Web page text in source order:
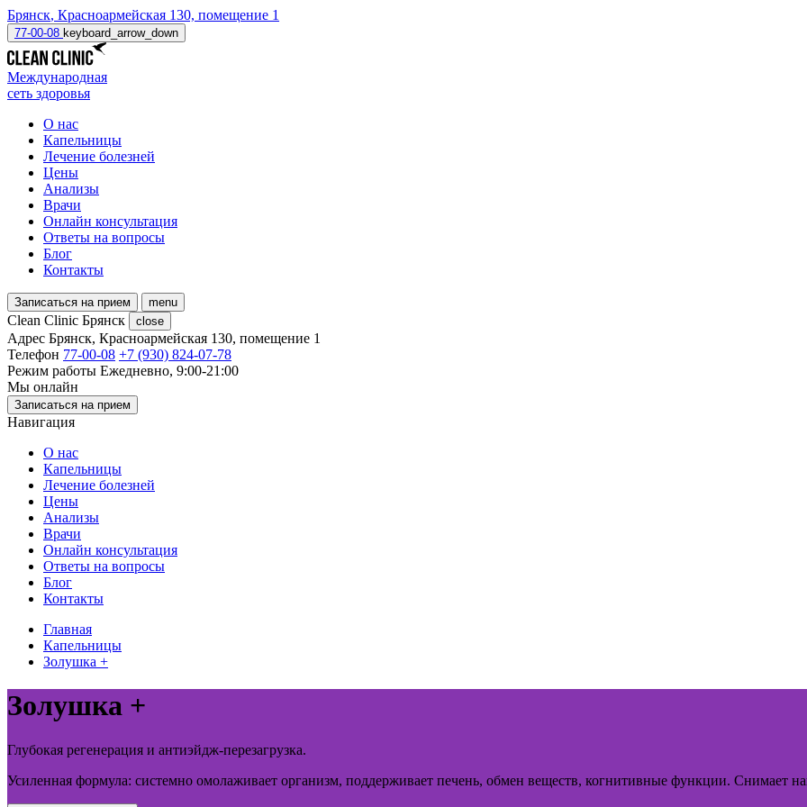
Брянск, Красноармейская 130, помещение 1
77-00-08 keyboard_arrow_down
Международная
сеть здоровья
О нас
Капельницы
Лечение болезней
Цены
Анализы
Врачи
Онлайн консультация
Ответы на вопросы
Блог
Контакты
Записаться на прием menu
Clean Clinic Брянск close
Адрес Брянск, Красноармейская 130, помещение 1
Телефон 77-00-08 +7 (930) 824-07-78
Режим работы Ежедневно, 9:00-21:00
Мы онлайн
Записаться на прием
Навигация
О нас
Капельницы
Лечение болезней
Цены
Анализы
Врачи
Онлайн консультация
Ответы на вопросы
Блог
Контакты
Главная
Капельницы
Золушка +
Золушка +
Глубокая регенерация и антиэйдж-перезагрузка.
Усиленная формула: системно омолаживает организм, поддерживает печень, обмен веществ, когнитивные функции. Снимает